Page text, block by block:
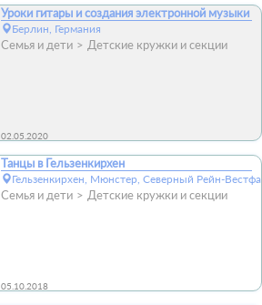
Уроки гитары и создания электронной музыки
Берлин, Германия
Семья и дети Детские кружки и секции
02.05.2020
Танцы в Гельзенкирхен
Гельзенкирхен, Мюнстер, Северный Рейн-
Семья и дети Детские кружки и секции
05.10.2018